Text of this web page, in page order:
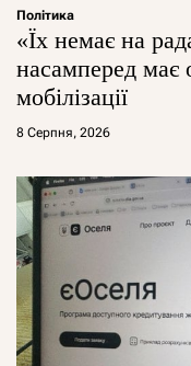
Політика
«Їх немає на
насамперед має
мобілізації
8 Серпня, 2026